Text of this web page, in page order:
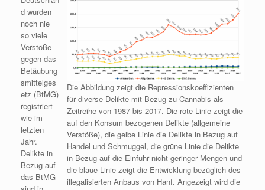
Die Abbildung zeigt die Repressionskoeffizienten
für diverse Delikte mit Bezug zu Cannabis als
Zeitreihe von 1987 bis 2017. Die rote Linie zeigt die
auf den Konsum bezogenen Delikte (allgemeine
Verstöße), die gelbe Linie die Delikte in Bezug auf
Handel und Schmuggel, die grüne Linie die Delikte
in Bezug auf die Einfuhr nicht geringer Mengen und
die blaue Linie zeigt die Entwicklung bezüglich des
illegalisierten Anbaus von Hanf. Angezeigt wird die
d wurden
noch nie
so viele
Verstöße
gegen das
Betäubung
smittelges
etz (BtMG)
registriert
wie im
letzten
Jahr.
Delikte in
Bezug auf
das BtMG